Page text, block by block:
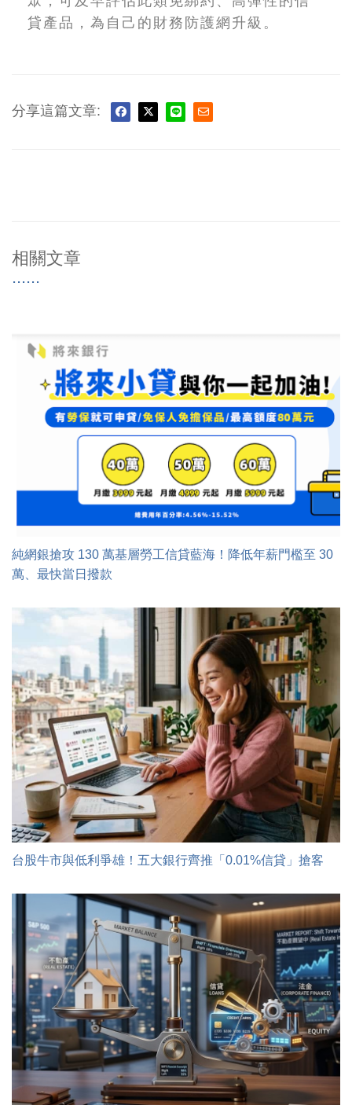
貸產品，為自己的財務防護網升級。
分享這篇文章:
相關文章
純網銀搶攻 130 萬基層勞工信貸藍海！降低年薪門檻至 30
萬、最快當日撥款
台股牛市與低利爭雄！五大銀行齊推「0.01%信貸」搶客